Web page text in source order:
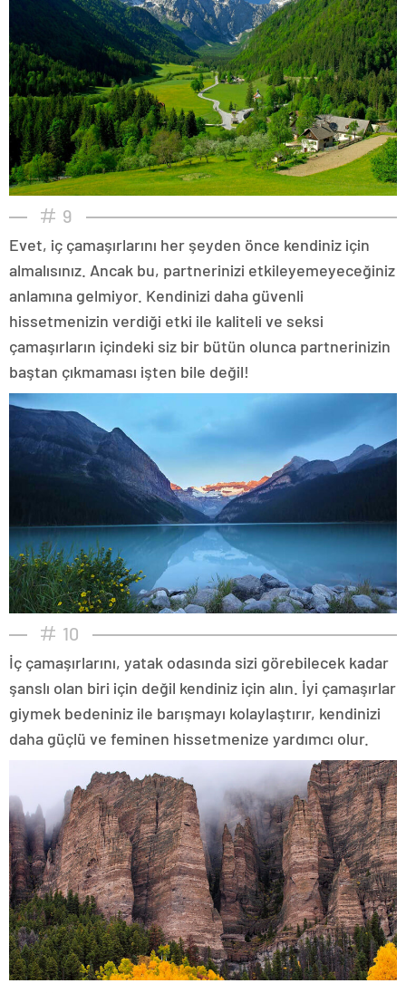
9
Evet, iç çamaşırlarını her şeyden önce kendiniz için
almalısınız. Ancak bu, partnerinizi etkileyemeyeceğiniz
anlamına gelmiyor. Kendinizi daha güvenli
hissetmenizin verdiği etki ile kaliteli ve seksi
çamaşırların içindeki siz bir bütün olunca partnerinizin
baştan çıkmaması işten bile değil!
10
İç çamaşırlarını, yatak odasında sizi görebilecek kadar
şanslı olan biri için değil kendiniz için alın. İyi çamaşırlar
giymek bedeniniz ile barışmayı kolaylaştırır, kendinizi
daha güçlü ve feminen hissetmenize yardımcı olur.